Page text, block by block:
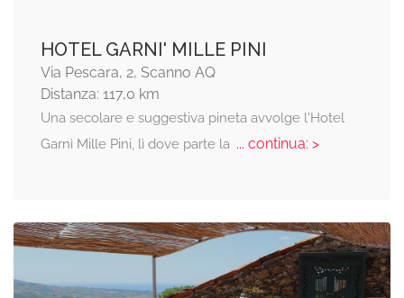
HOTEL GARNI' MILLE PINI
Via Pescara, 2, Scanno AQ
Distanza: 117,0 km
Una secolare e suggestiva pineta avvolge l'Hotel
Garnì Mille Pini, lì dove parte la... continua: >